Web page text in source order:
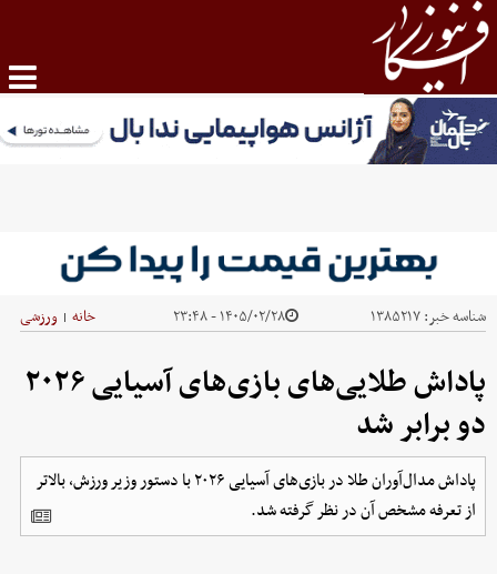
شناسه خبر:۱۳۸۵۲۱۷ ۱۴۰۵/۰۲/۲۸ - ۲۳:۴۸ خانه | ورزشی
پاداش طلایی‌های بازی‌های آسیایی ۲۰۲۶
دو برابر شد
پاداش مدال‌آوران طلا در بازی‌های آسیایی ۲۰۲۶ با دستور وزیر ورزش، بالاتر
از تعرفه مشخص آن در نظر گرفته شد.